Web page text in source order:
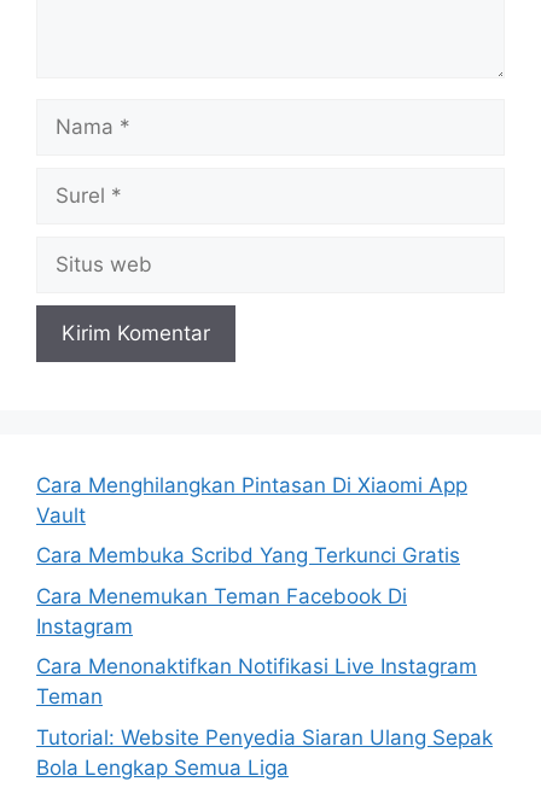
web
Cara Menghilangkan Pintasan Di Xiaomi App
Vault
Cara Membuka Scribd Yang Terkunci Gratis
Cara Menemukan Teman Facebook Di
Instagram
Cara Menonaktifkan Notifikasi Live Instagram
Teman
Tutorial: Website Penyedia Siaran Ulang Sepak
Bola Lengkap Semua Liga